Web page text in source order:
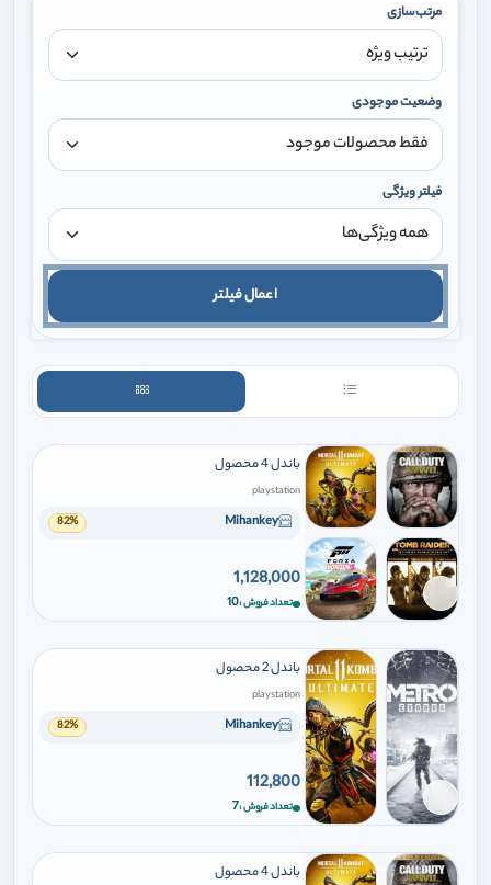
مرتب‌سازی
وضعیت موجودی
فیلتر ویژگی
اعمال فیلتر
برای افزودن وارد شوید
باندل 4 محصول
playstation
Mihankey
82%
1,128,000
تعداد فروش 10
برای افزودن وارد شوید
باندل 2 محصول
playstation
Mihankey
82%
112,800
تعداد فروش 7
باندل 4 محصول